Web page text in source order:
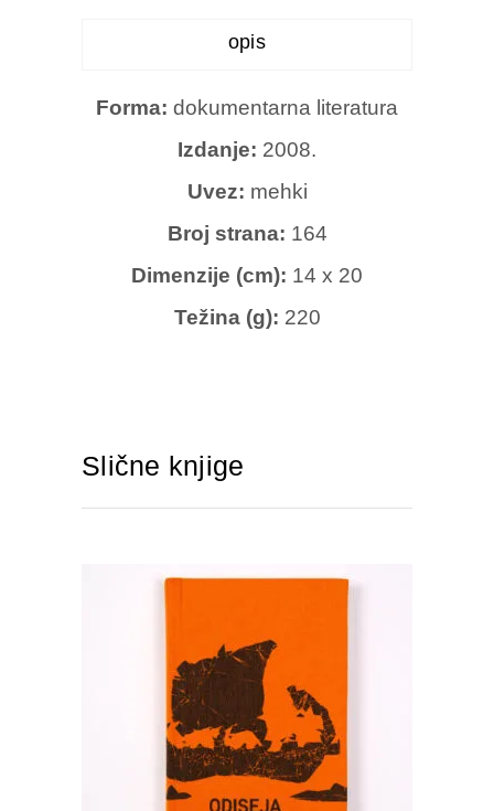
opis
Forma: dokumentarna literatura
Izdanje: 2008.
Uvez: mehki
Broj strana: 164
Dimenzije (cm): 14 x 20
Težina (g): 220
Slične knjige
DODAJTE U KORPU